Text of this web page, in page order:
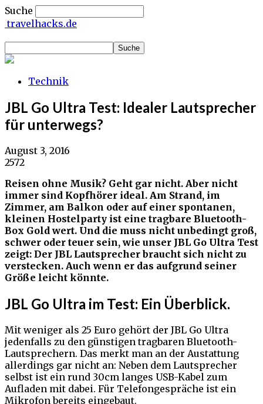
Suche
travelhacks.de
Technik
JBL Go Ultra Test: Idealer Lautsprecher
für unterwegs?
August 3, 2016
2572
Reisen ohne Musik? Geht gar nicht. Aber nicht
immer sind Kopfhörer ideal. Am Strand, im
Zimmer, am Balkon oder auf einer spontanen,
kleinen Hostelparty ist eine tragbare Bluetooth-
Box Gold wert. Und die muss nicht unbedingt groß,
schwer oder teuer sein, wie unser JBL Go Ultra Test
zeigt: Der JBL Lautsprecher braucht sich nicht zu
verstecken. Auch wenn er das aufgrund seiner
Größe leicht könnte.
JBL Go Ultra im Test: Ein Überblick.
Mit weniger als 25 Euro gehört der JBL Go Ultra
jedenfalls zu den günstigen tragbaren Bluetooth-
Lautsprechern. Das merkt man an der Austattung
allerdings gar nicht an: Neben dem Lautsprecher
selbst ist ein rund 30cm langes USB-Kabel zum
Aufladen mit dabei. Für Telefongespräche ist ein
Mikrofon bereits eingebaut.